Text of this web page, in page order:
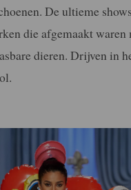
De ultieme
die afgemaakt waren
dieren. Drijven in